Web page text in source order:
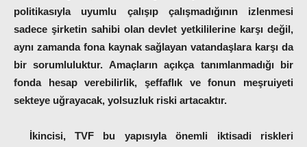
politikasıyla uyumlu çalışıp çalışmadığının izlenmesi
sadece şirketin sahibi olan devlet yetkililerine karşı değil,
aynı zamanda fona kaynak sağlayan vatandaşlara karşı da
bir sorumluluktur. Amaçların açıkça tanımlanmadığı bir
fonda hesap verebilirlik, şeffaflık ve fonun meşruiyeti
sekteye uğrayacak, yolsuzluk riski artacaktır.
İkincisi,TVF bu yapısıyla önemli iktisadi riskleri